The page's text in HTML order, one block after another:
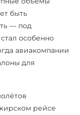
быть
— под
особенно
авиакомпании
для
рейсе